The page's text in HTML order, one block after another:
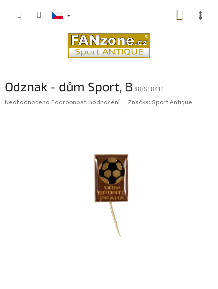
Odznak - dům Sport, B 88/S18411
Průměrné
Neohodnoceno Podrobnosti hodnocení Značka: Sport Antique